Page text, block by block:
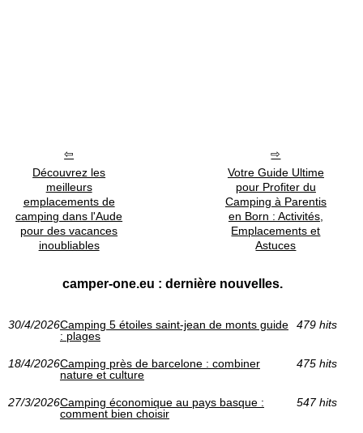
Découvrez les
meilleurs
emplacements de
camping dans l'Aude
pour des vacances
inoubliables
Votre Guide Ultime
pour Profiter du
Camping à Parentis
en Born : Activités,
Emplacements et
Astuces
camper-one.eu : dernière nouvelles.
30/4/2026Camping 5 étoiles saint-jean de monts guide
: plages
479 hits
18/4/2026Camping près de barcelone : combiner
nature et culture
475 hits
27/3/2026Camping économique au pays basque :
comment bien choisir
547 hits